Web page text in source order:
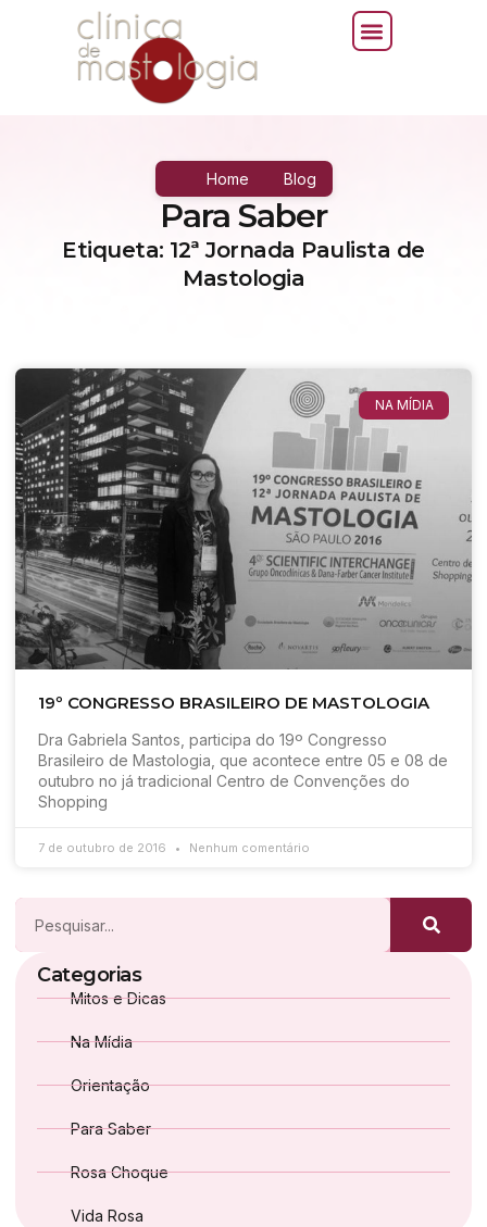
Home Blog
Para Saber
Etiqueta: 12ª Jornada Paulista de
Mastologia
NA MÍDIA
19º CONGRESSO BRASILEIRO DE MASTOLOGIA
Dra Gabriela Santos, participa do 19º Congresso
Brasileiro de Mastologia, que acontece entre 05 e 08 de
outubro no já tradicional Centro de Convenções do
Shopping
7 de outubro de 2016 Nenhum comentário
Categorias
Mitos e Dicas
Na Mídia
Orientação
Para Saber
Rosa Choque
Vida Rosa